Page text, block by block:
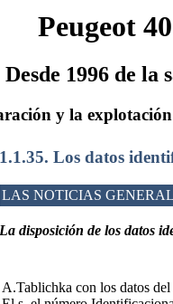
Peugeot
Desde 1996 de la
y la
1.1.35. Los datos
LAS NOTICIAS
La disposición de los datos
A.Tablichka con los datos